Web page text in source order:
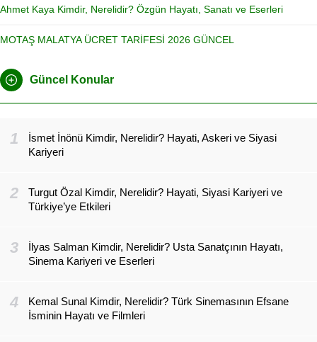
Ahmet Kaya Kimdir, Nerelidir? Özgün Hayatı, Sanatı ve Eserleri
MOTAŞ MALATYA ÜCRET TARİFESİ 2026 GÜNCEL
Güncel Konular
1
İsmet İnönü Kimdir, Nerelidir? Hayati, Askeri ve Siyasi
Kariyeri
2
Turgut Özal Kimdir, Nerelidir? Hayati, Siyasi Kariyeri ve
Türkiye’ye Etkileri
3
İlyas Salman Kimdir, Nerelidir? Usta Sanatçının Hayatı,
Sinema Kariyeri ve Eserleri
4
Kemal Sunal Kimdir, Nerelidir? Türk Sinemasının Efsane
İsminin Hayatı ve Filmleri